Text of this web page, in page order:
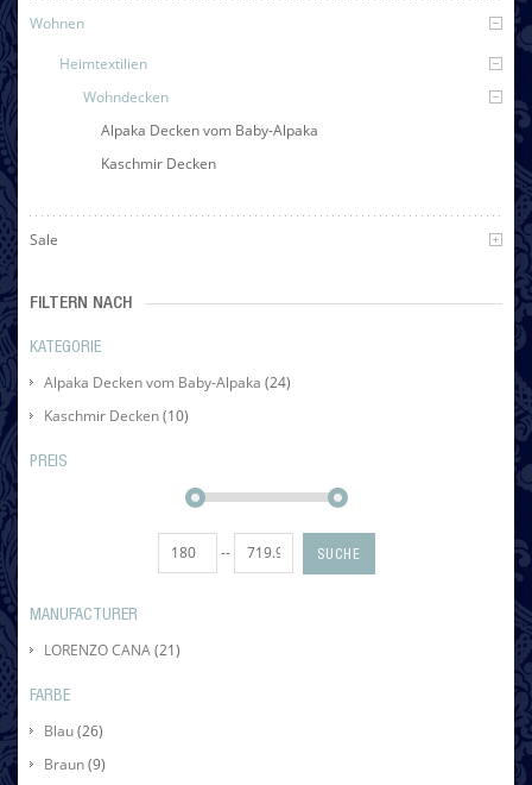
Wohnen
Heimtextilien
Wohndecken
Alpaka Decken vom Baby-Alpaka
Kaschmir Decken
Sale
FILTERN NACH
KATEGORIE
Alpaka Decken vom Baby-Alpaka (24)
Kaschmir Decken(10)
PREIS
-- SUCHE
MANUFACTURER
LORENZO CANA(21)
FARBE
Blau(26)
Braun(9)